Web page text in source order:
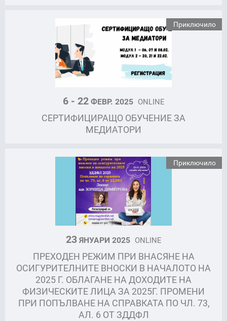
Приключило
6 - 22ФЕВР. 2025 ONLINE
СЕРТИФИЦИРАЩО ОБУЧЕНИЕ ЗА
МЕДИАТОРИ
Приключило
23ЯНУАРИ 2025 ONLINE
ПРЕХОДЕН РЕЖИМ ПРИ ВНАСЯНЕ НА
ОСИГУРИТЕЛНИТЕ ВНОСКИ В НАЧАЛОТО НА
2025 Г. ОБЛАГАНЕ НА ДОХОДИТЕ НА
ФИЗИЧЕСКИТЕ ЛИЦА ЗА 2025Г. ПРОМЕНИ
ПРИ ПОПЪЛВАНЕ НА СПРАВКАТА ПО ЧЛ. 73,
АЛ. 6 ОТ ЗДДФЛ